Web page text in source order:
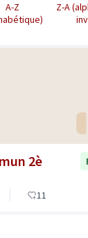
A-Z
Z-A
2è
11